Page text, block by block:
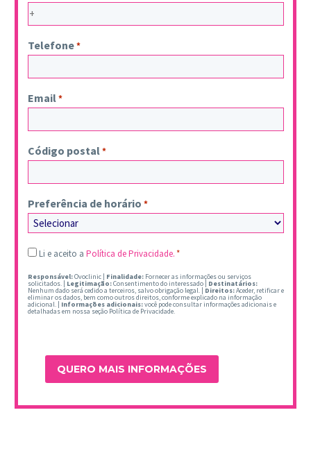
Telefone*
Email*
Código postal*
Preferência de horário *
Legal
Li e aceito a Política de Privacidade.*
Responsável:Ovoclinic | Finalidade: Fornecer as informações ou serviços
solicitados. | Legitimação:Consentimento do interessado | Destinatários:
Nenhum dado será cedido a terceiros, salvo obrigação legal. | Direitos:Aceder, retificar e
eliminar os dados, bem como outros direitos, conforme explicado na informação
adicional. | Informações adicionais:você pode consultar informações adicionais e
detalhadas em nossa seção Política de Privacidade.